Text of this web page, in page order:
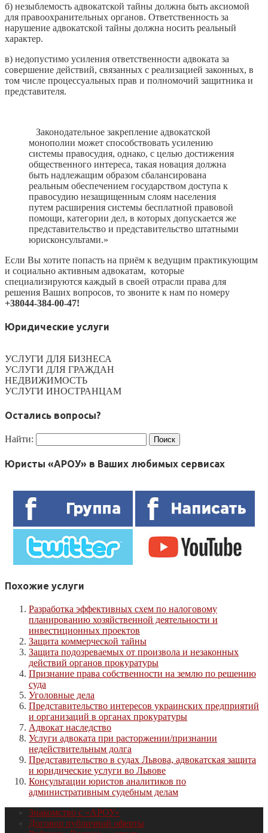
б) незыблемость адвокатской тайны должна быть аксиомой
для правоохранительных органов. Ответственность за
нарушение адвокатской тайны должна носить реальный
характер.
в) недопустимо усиления ответственности адвоката за
совершение действий, связанных с реализацией законных, в
том числе процессуальных прав и полномочий защитника и
представителя.
Законодательное закрепление адвокатской
монополии может способствовать усилению
системы правосудия, однако, с целью достижения
общественного интереса, такая новация должна
быть надлежащим образом сбалансирована
реальным обеспечением государством доступа к
правосудию незащищенным слоям населения
путем расширения системы бесплатной правовой
помощи, категории дел, в которых допускается же
представительство и представительство штатными
юрисконсультами.»
Если Вы хотите попасть на приём к ведущим практикующим
и социально активным адвокатам, которые
специализируются каждый в своей отрасли права для
решения Ваших вопросов, то звоните к нам по номеру
+38044-384-00-47!
Юридические услуги
УСЛУГИ ДЛЯ БИЗНЕСА
УСЛУГИ ДЛЯ ГРАЖДАН
НЕДВИЖИМОСТЬ
УСЛУГИ ИНОСТРАНЦАМ
Остались вопросы?
Найти:
Юристы «АРОУ» в Ваших любимых сервисах
Похожие услуги
Разработка эффективных схем по налоговому
планированию хозяйственной деятельности и
инвестиционных проектов
Защита коммерческой тайны
Защита подозреваемых от произвола и незаконных
действий органов прокуратуры
Признание права собственности на землю по решению
суда
Уголовные дела
Представительство интересов украинских предприятий
и организаций в органах прокуратуры
Адвокат наследство
Услуги адвоката при расторжении/признании
недействительным долга
Представительство в судах Львова, адвокатская защита
и юридические услуги во Львове
Консультации юристов аналитиков по
административным судебным делам
Знакомство с «АРОУ»
Договор публичной оферты